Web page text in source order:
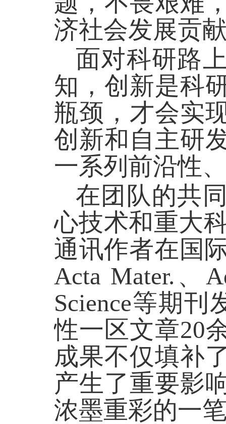
济社会发展贡
面对科研路
知，创新是科
瓶颈，才会实
创新和自主研
一系列前沿性
在团队的共
心技术和重大
通讯作者在国
Acta Mater.、
Science等期
性一区文章20
成果不仅填补
产生了重要影
浓墨重彩的一